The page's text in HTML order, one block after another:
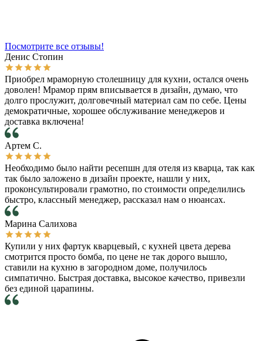
Посмотрите все отзывы!
Денис Стопин
Приобрел мраморную столешницу для кухни, остался очень
доволен! Мрамор прям вписывается в дизайн, думаю, что
долго прослужит, долговечный материал сам по себе. Цены
демократичные, хорошее обслуживание менеджеров и
доставка включена!
Артем С.
Необходимо было найти ресепшн для отеля из кварца, так как
так было заложено в дизайн проекте, нашли у них,
проконсультировали грамотно, по стоимости определились
быстро, классный менеджер, рассказал нам о нюансах.
Марина Салихова
Купили у них фартук кварцевый, с кухней цвета дерева
смотрится просто бомба, по цене не так дорого вышло,
ставили на кухню в загородном доме, получилось
симпатично. Быстрая доставка, высокое качество, привезли
без единой царапины.